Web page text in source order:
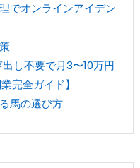
でオンラインアイデン
出し不要で月3〜10万円
完全ガイド】
馬の選び方